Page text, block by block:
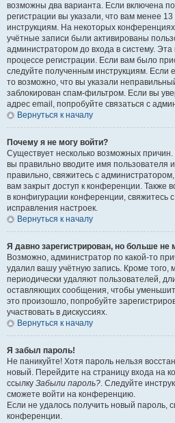
возможны два варианта. Если включена
регистрации вы указали, что вам менее
инструкциям. На некоторых
учётные записи были активированы
администратором до входа в систему.
процессе регистрации. Если вам было
следуйте полученным инструкциям. Если
то возможно, что вы указали
заблокирован спам-фильтром. Если вы
адрес email, попробуйте связаться с
Вернуться к началу
Почему я не могу войти?
Существует несколько возможных
вы правильно вводите имя пользователя
правильно, свяжитесь с
вам закрыт доступ к конференции. Также
в конфигурации конференции, свяжитесь
исправления настроек.
Вернуться к началу
Я давно зарегистрирован, но больше не
Возможно, администратор по какой-то
удалил вашу учётную запись. Кроме того,
периодически удаляют пользователей,
оставляющих сообщения, чтобы
это произошло, попробуйте
участвовать в дискуссиях.
Вернуться к началу
Я забыл пароль!
Не паникуйте! Хотя пароль нельзя
новый. Перейдите на страницу входа на
ссылку Забыли пароль?. Следуйте
сможете войти на конференцию.
Если не удалось получить новый пароль,
конференции.